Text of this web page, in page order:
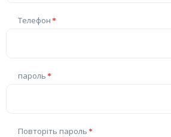
Телефон
пароль
Повторіть пароль